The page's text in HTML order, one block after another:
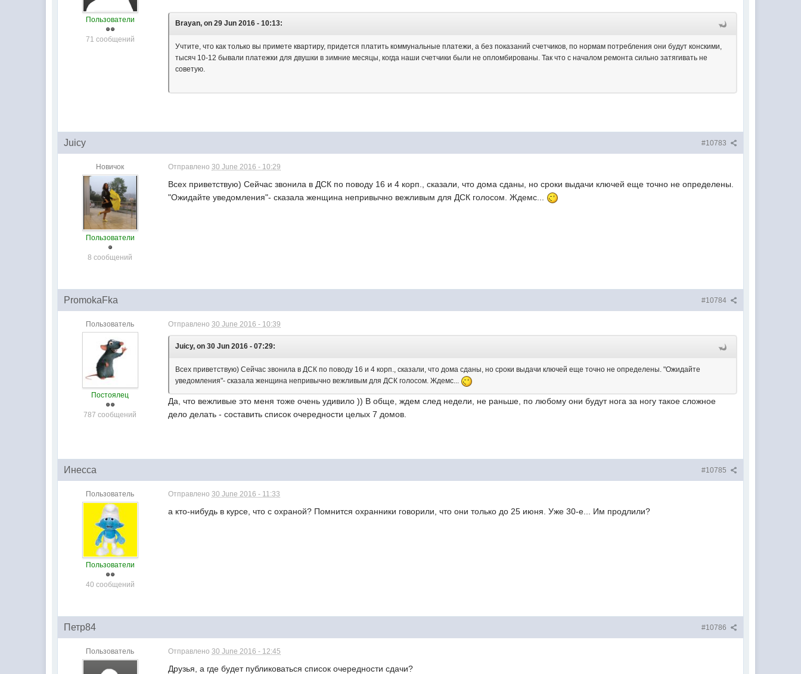
Пользователи
71 сообщений
Brayan, on 29 Jun 2016 - 10:13:
Учтите, что как только вы примете квартиру, придется платить коммунальные платежи, а без показаний счетчиков, по нормам потребления они будут конскими,
тысяч 10-12 бывали платежки для двушки в зимние месяцы, когда наши счетчики были не опломбированы. Так что с началом ремонта сильно затягивать не
советую.
#10783
Juicy
Новичок
Пользователи
8 сообщений
Отправлено30 June 2016 - 10:29
Всех приветствую) Сейчас звонила в ДСК по поводу 16 и 4 корп., сказали, что дома сданы, но сроки выдачи ключей еще точно не определены.
"Ожидайте уведомления"- сказала женщина непривычно вежливым для ДСК голосом. Ждемс...
#10784
PromokaFka
Пользователь
Постоялец
787 сообщений
Отправлено30 June 2016 - 10:39
Juicy, on 30 Jun 2016 - 07:29:
Всех приветствую) Сейчас звонила в ДСК по поводу 16 и 4 корп., сказали, что дома сданы, но сроки выдачи ключей еще точно не определены. "Ожидайте
уведомления"- сказала женщина непривычно вежливым для ДСК голосом. Ждемс...
Да, что вежливые это меня тоже очень удивило )) В обще, ждем след недели, не раньше, по любому они будут нога за ногу такое сложное
дело делать - составить список очередности целых 7 домов.
#10785
Инесса
Пользователь
Пользователи
40 сообщений
Отправлено30 June 2016 - 11:33
а кто-нибудь в курсе, что с охраной? Помнится охранники говорили, что они только до 25 июня. Уже 30-е... Им продлили?
#10786
Петр84
Пользователь Отправлено30 June 2016 - 12:45
Друзья, а где будет публиковаться список очередности сдачи?